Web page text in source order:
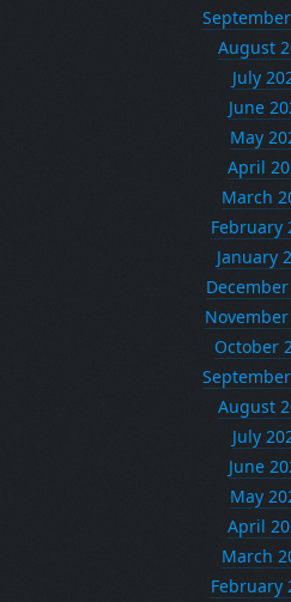
August
July
June
May
April
March
February
January
December
November
October
August
July
June
May
April
March
February